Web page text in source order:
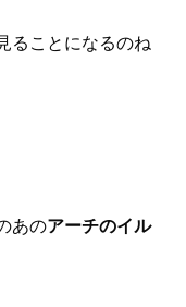
ることになるのね
あのアーチのイル